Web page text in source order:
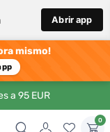
Abrir app
mismo!
a 95 EUR
0